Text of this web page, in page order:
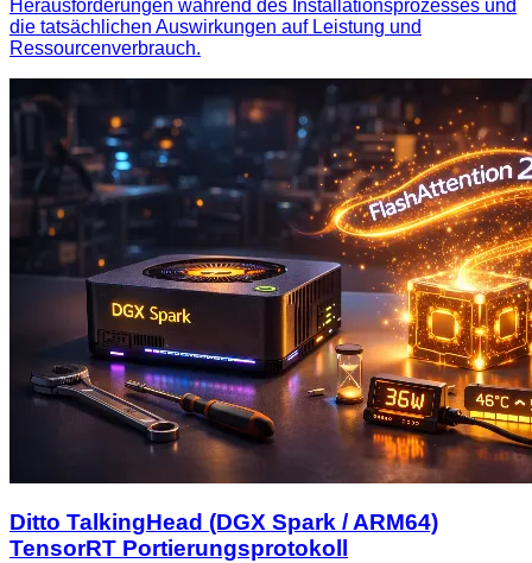
Herausforderungen während des Installationsprozesses und
die tatsächlichen Auswirkungen auf Leistung und
Ressourcenverbrauch.
Ditto TalkingHead (DGX Spark / ARM64)
TensorRT Portierungsprotokoll